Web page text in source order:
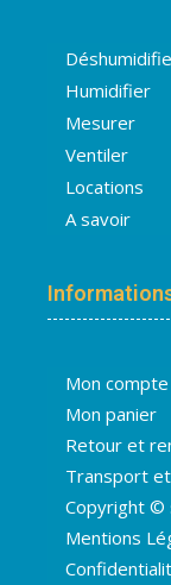
Humidifier
Mesurer
Ventiler
Locations
A savoir
Mon compte
Mon panier
Retour et
Transport
Copyright ©
Mentions